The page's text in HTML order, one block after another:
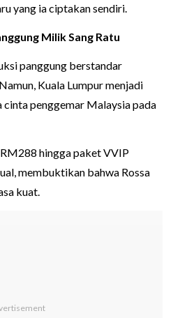
yang ia ciptakan sendiri.
Milik Sang Ratu
panggung berstandar
Kuala Lumpur menjadi
cinta penggemar Malaysia pada
hingga paket VVIP
membuktikan bahwa Rossa
kuat.